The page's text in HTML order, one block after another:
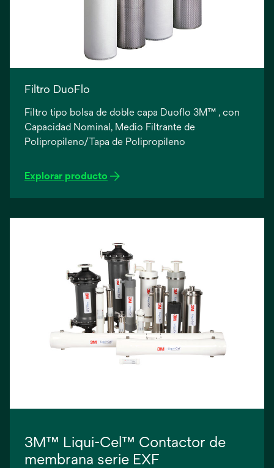
Filtro DuoFlo
Filtro tipo bolsa de doble capa Duoflo 3M™ , con
Capacidad Nominal, Medio Filtrante de
Polipropileno/Tapa de Polipropileno
Explorar producto
3M™ Liqui-Cel™ Contactor de
membrana serie EXF